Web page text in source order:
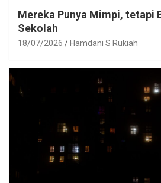
Mereka Punya Mimpi, tetapi
Sekolah
18/07/2026 Hamdani S Rukiah